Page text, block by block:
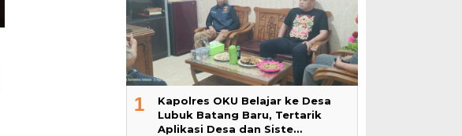
1
Kapolres OKU Belajar ke Desa
Lubuk Batang Baru, Tertarik
Aplikasi Desa dan Siste…